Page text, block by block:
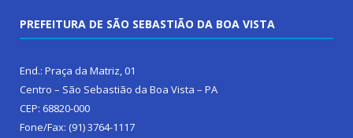
PREFEITURA DE SÃO SEBASTIÃO DA BOA VISTA
End.: Praça da Matriz, 01
Centro – São Sebastião da Boa Vista – PA
CEP: 68820-000
Fone/Fax: (91) 3764-1117